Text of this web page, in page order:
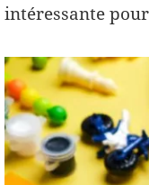
intéressante